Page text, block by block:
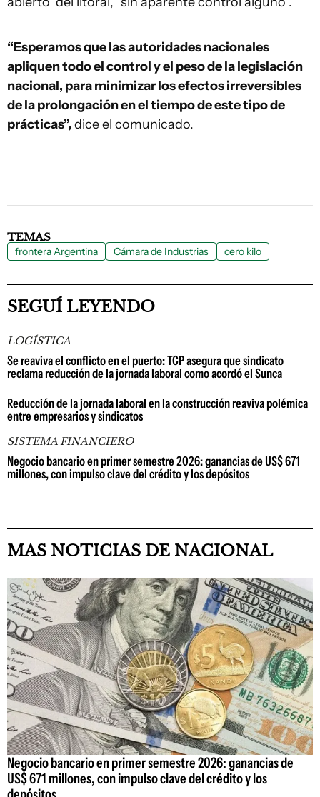
“Esperamos que las autoridades nacionales
apliquen todo el control y el peso de la legislación
nacional, para minimizar los efectos irreversibles
de la prolongación en el tiempo de este tipo de
prácticas”, dice el comunicado.
TEMAS
frontera Argentina Cámara de Industrias cero kilo
SEGUÍ LEYENDO
LOGÍSTICA
Se reaviva el conflicto en el puerto: TCP asegura que sindicato
reclama reducción de la jornada laboral como acordó el Sunca
Reducción de la jornada laboral en la construcción reaviva polémica
entre empresarios y sindicatos
SISTEMA FINANCIERO
Negocio bancario en primer semestre 2026: ganancias de US$ 671
millones, con impulso clave del crédito y los depósitos
MAS NOTICIAS DE NACIONAL
Negocio bancario en primer semestre 2026: ganancias de
US$ 671 millones, con impulso clave del crédito y los